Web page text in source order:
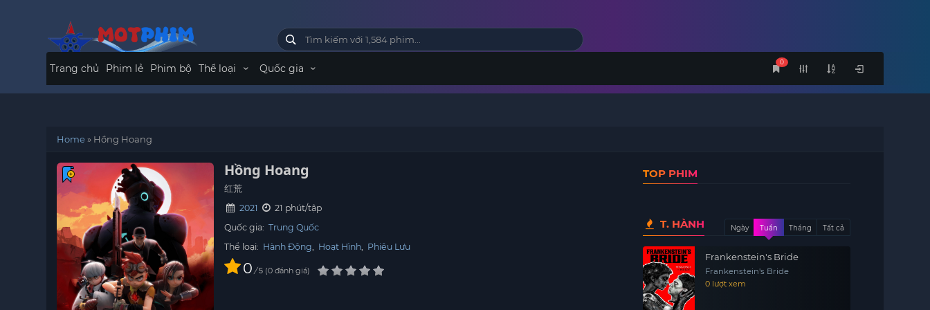
0
Trang chủ Phim lẻ Phim bộ Thể loại Quốc gia
Home» Hồng Hoang
Hồng Hoang
红荒
2021
21 phút/tập
Quốc gia: Trung Quốc
Thể loại: Hành Động, Hoạt Hình, Phiêu Lưu
0 / 5 0 đánh giá
TOP PHIM
T. HÀNH Ngày Tuần Tháng Tất cả
Frankenstein's Bride
Frankenstein's Bride
0 lượt xem